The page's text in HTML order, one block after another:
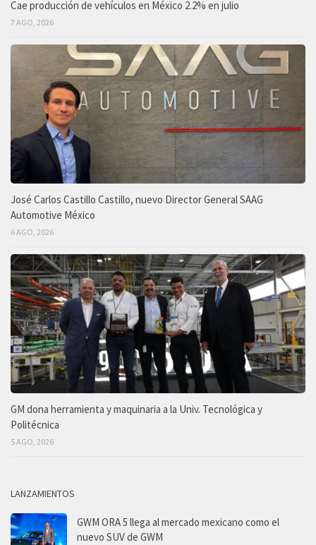
Cae producción de vehículos en México 2.2% en julio
7 AGO, 2026
José Carlos Castillo Castillo, nuevo Director General SAAG
Automotive México
6 AGO, 2026
GM dona herramienta y maquinaria a la Univ. Tecnológica y
Politécnica
5 AGO, 2026
LANZAMIENTOS
GWM ORA 5 llega al mercado mexicano como el
nuevo SUV de GWM